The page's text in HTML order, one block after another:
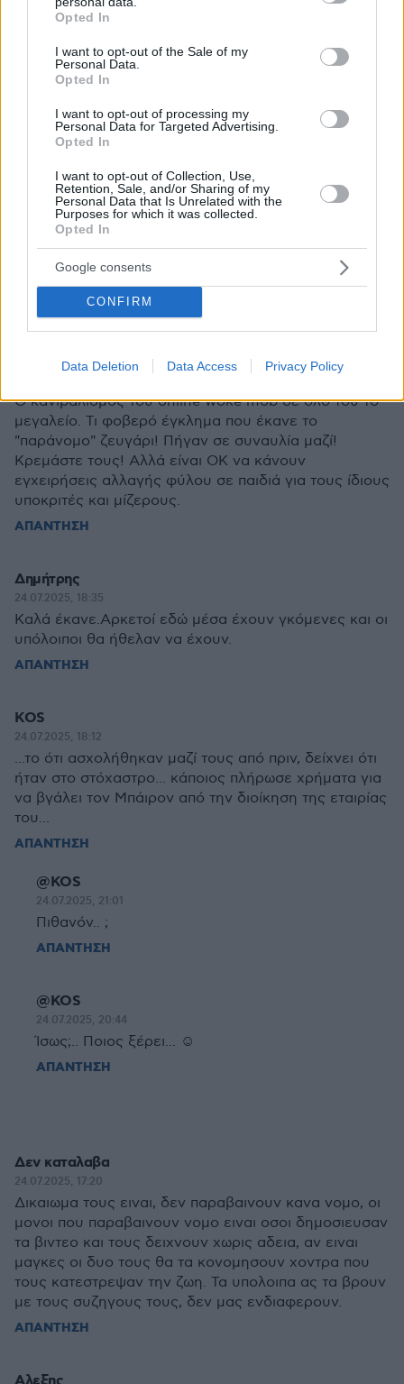
grant or deny consent to Google and its third-party tags to
use your data for below specified purposes in below Google
consent section.
Opted In
I want to opt-out of the Sale of my
Personal Data.
Opted In
I want to opt-out of processing my
Personal Data for Targeted Advertising.
Opted In
I want to opt-out of Collection, Use,
Retention, Sale, and/or Sharing of my
Personal Data that Is Unrelated with the
Purposes for which it was collected.
Opted In
Google consents
CONFIRM
Data Deletion Data Access Privacy Policy
24.07.2025, 21:29
βρε τσέο μου με τόσα εκατομμύρια στον τραπεζικό
γκοτζίλα;
ΑΠΑΝΤΗΣΗ
25.07.2025, 14:11
Γκοτζίλα του αρέσει
ΑΠΑΝΤΗΣΗ
επιστροφή στον μεσαίωνα
Ο κανιβαλισμός του online woke mob σε όλο του το
μεγαλείο. Τι φοβερό έγκλημα που έκανε το
"παράνομο" ζευγάρι! Πήγαν σε συναυλία μαζί!
Κρεμάστε τους! Αλλά είναι ΟΚ να κάνουν
εγχειρήσεις αλλαγής φύλου σε παιδιά για τους ίδιους
υποκριτές και μίζερους.
ΑΠΑΝΤΗΣΗ
Δημήτρης
24.07.2025, 18:35
Καλά έκανε.Αρκετοί εδώ μέσα έχουν γκόμενες και οι
υπόλοιποι θα ήθελαν να έχουν.
ΑΠΑΝΤΗΣΗ
KOS
24.07.2025, 18:12
...το ότι ασχολήθηκαν μαζί τους από πριν, δείχνει ότι
ήταν στο στόχαστρο... κάποιος πλήρωσε χρήματα για
να βγάλει τον Μπάιρον από την διοίκηση της εταιρίας
του...
ΑΠΑΝΤΗΣΗ
@KOS
24.07.2025, 21:01
Πιθανόν.. ;
ΑΠΑΝΤΗΣΗ
@KOS
24.07.2025, 20:44
Ίσως;.. Ποιος ξέρει... ☺
ΑΠΑΝΤΗΣΗ
Δεν καταλαβα
24.07.2025, 17:20
Δικαιωμα τους ειναι, δεν παραβαινουν κανα νομο, οι
μονοι που παραβαινουν νομο ειναι οσοι δημοσιευσαν
τα βιντεο και τους δειχνουν χωρις αδεια, αν ειναι
μαγκες οι δυο τους θα τα κονομησουν χοντρα που
τους κατεστρεψαν την ζωη. Τα υπολοιπα ας τα βρουν
με τους συζηγους τους, δεν μας ενδιαφερουν.
ΑΠΑΝΤΗΣΗ